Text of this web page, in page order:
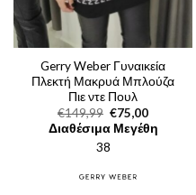
Gerry Weber Γυναικεία
Πλεκτή Μακρυά Μπλούζα
Πιε ντε Πουλ
€149,99 Original
price
was:
€149,99.
€75,00Η
τρέχουσα
τιμή
Διαθέσιμα Μεγέθη
38